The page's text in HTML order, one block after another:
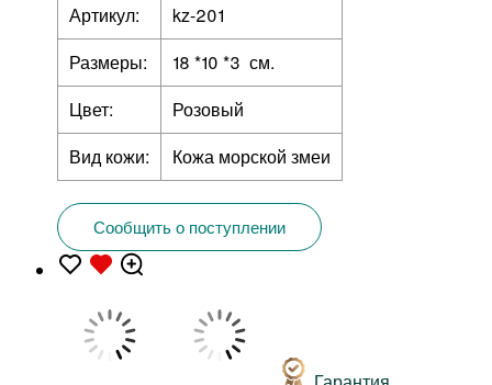
Артикул:
kz-201
Размеры:
18 *10 *3 см.
Цвет:
Розовый
Вид кожи:
Кожа морской змеи
Сообщить о поступлении